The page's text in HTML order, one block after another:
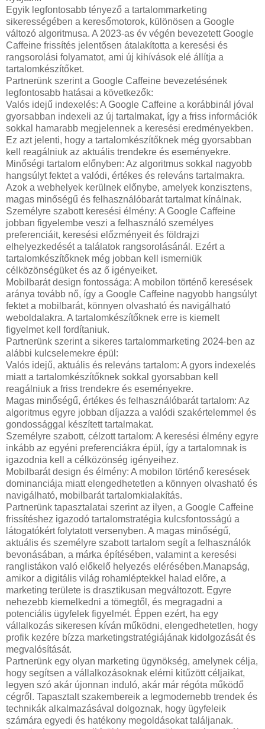
Egyik legfontosabb tényező a tartalommarketing
sikerességében a keresőmotorok, különösen a Google
változó algoritmusa. A 2023-as év végén bevezetett Google
Caffeine frissítés jelentősen átalakította a keresési és
rangsorolási folyamatot, ami új kihívások elé állítja a
tartalomkészítőket.
Partnerünk szerint a Google Caffeine bevezetésének
legfontosabb hatásai a következők:
Valós idejű indexelés: A Google Caffeine a korábbinál jóval
gyorsabban indexeli az új tartalmakat, így a friss információk
sokkal hamarabb megjelennek a keresési eredményekben.
Ez azt jelenti, hogy a tartalomkészítőknek még gyorsabban
kell reagálniuk az aktuális trendekre és eseményekre.
Minőségi tartalom előnyben: Az algoritmus sokkal nagyobb
hangsúlyt fektet a valódi, értékes és releváns tartalmakra.
Azok a webhelyek kerülnek előnybe, amelyek konzisztens,
magas minőségű és felhasználóbarát tartalmat kínálnak.
Személyre szabott keresési élmény: A Google Caffeine
jobban figyelembe veszi a felhasználó személyes
preferenciáit, keresési előzményeit és földrajzi
elhelyezkedését a találatok rangsorolásánál. Ezért a
tartalomkészítőknek még jobban kell ismerniük
célközönségüket és az ő igényeiket.
Mobilbarát design fontossága: A mobilon történő keresések
aránya tovább nő, így a Google Caffeine nagyobb hangsúlyt
fektet a mobilbarát, könnyen olvasható és navigálható
weboldalakra. A tartalomkészítőknek erre is kiemelt
figyelmet kell fordítaniuk.
Partnerünk szerint a sikeres tartalommarketing 2024-ben az
alábbi kulcselemekre épül:
Valós idejű, aktuális és releváns tartalom: A gyors indexelés
miatt a tartalomkészítőknek sokkal gyorsabban kell
reagálniuk a friss trendekre és eseményekre.
Magas minőségű, értékes és felhasználóbarát tartalom: Az
algoritmus egyre jobban díjazza a valódi szakértelemmel és
gondossággal készített tartalmakat.
Személyre szabott, célzott tartalom: A keresési élmény egyre
inkább az egyéni preferenciákra épül, így a tartalomnak is
igazodnia kell a célközönség igényeihez.
Mobilbarát design és élmény: A mobilon történő keresések
dominanciája miatt elengedhetetlen a könnyen olvasható és
navigálható, mobilbarát tartalomkialakítás.
Partnerünk tapasztalatai szerint az ilyen, a Google Caffeine
frissítéshez igazodó tartalomstratégia kulcsfontosságú a
látogatókért folytatott versenyben. A magas minőségű,
aktuális és személyre szabott tartalom segít a felhasználók
bevonásában, a márka építésében, valamint a keresési
ranglistákon való előkelő helyezés elérésében.Manapság,
amikor a digitális világ rohamléptekkel halad előre, a
marketing területe is drasztikusan megváltozott. Egyre
nehezebb kiemelkedni a tömegtől, és megragadni a
potenciális ügyfelek figyelmét. Éppen ezért, ha egy
vállalkozás sikeresen kíván működni, elengedhetetlen, hogy
profik kezére bízza marketingstratégiájának kidolgozását és
megvalósítását.
Partnerünk egy olyan marketing ügynökség, amelynek célja,
hogy segítsen a vállalkozásoknak elérni kitűzött céljaikat,
legyen szó akár újonnan induló, akár már régóta működő
cégről. Tapasztalt szakembereik a legmodernebb trendek és
technikák alkalmazásával dolgoznak, hogy ügyfeleik
számára egyedi és hatékony megoldásokat találjanak.